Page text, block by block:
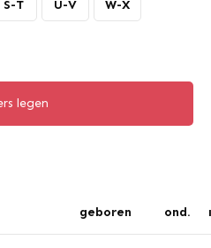
S-T U-V W-X
legen
geboren ond.